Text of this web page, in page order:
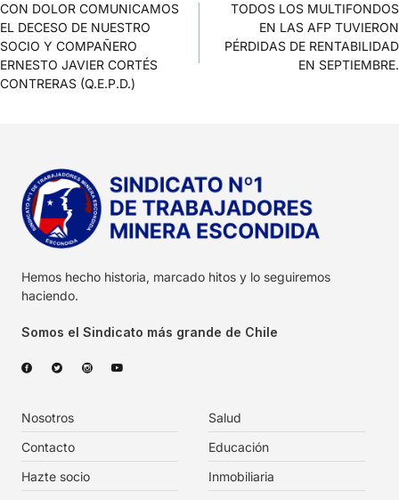
CON DOLOR COMUNICAMOS
EL DECESO DE NUESTRO
SOCIO Y COMPAÑERO
ERNESTO JAVIER CORTÉS
CONTRERAS (Q.E.P.D.)
TODOS LOS MULTIFONDOS
EN LAS AFP TUVIERON
PÉRDIDAS DE RENTABILIDAD
EN SEPTIEMBRE.
Hemos hecho historia, marcado hitos y lo seguiremos
haciendo.
Somos el Sindicato más grande de Chile
Nosotros
Contacto
Hazte socio
Salud
Educación
Inmobiliaria